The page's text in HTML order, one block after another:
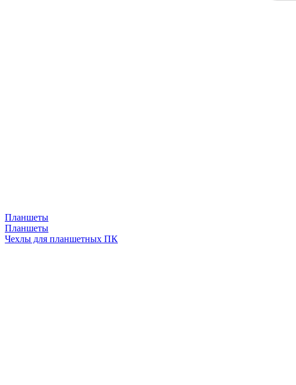
Планшеты
Планшеты
Чехлы для планшетных ПК